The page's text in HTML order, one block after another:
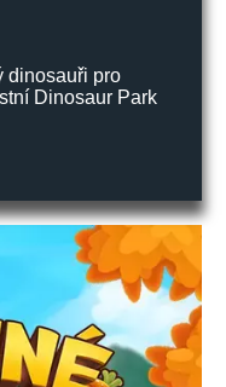
dinosauři pro
Dinosaur Park